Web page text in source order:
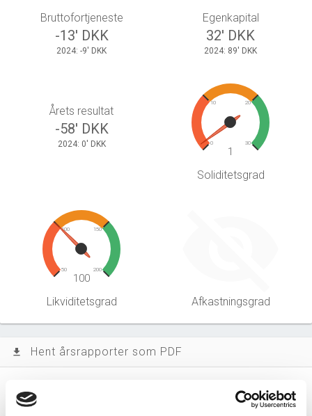
Bruttofortjeneste
-13' DKK
2024: -9' DKK
Egenkapital
32' DKK
2024: 89' DKK
Årets resultat
-58' DKK
2024: 0' DKK 0
10 20
30
1
Soliditetsgrad
50
100 150
200
100
Likviditetsgrad Afkastningsgrad
file_download Hent årsrapporter som PDF
Årsrapporten 2025-12 file_download